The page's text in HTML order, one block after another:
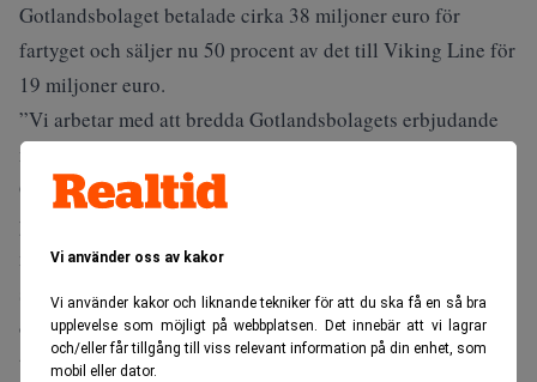
Vi använder oss av kakor
Vi använder kakor och liknande tekniker för att du ska få en så bra
upplevelse som möjligt på webbplatsen. Det innebär att vi lagrar
och/eller får tillgång till viss relevant information på din enhet, som
mobil eller dator.
Gotlandsbolaget betalade cirka 38 miljoner euro för
fartyget och säljer nu 50 procent av det till Viking Line för
19 miljoner euro.
”Vi arbetar med att bredda Gotlandsbolagets erbjudande
med även kryssningsresor som komplement till
Gotlandstrafiken och våra andra erbjudanden, och vilken
partner kan vara bättre att göra detta med än Viking Line
med sin långa erfarenhet från kryssningar i Östersjön. Vi
ser samarbetet som en fantastisk möjlighet där både våra
och Viking Lines erfarenheter och kompetenser tas
tillvara”, säger Håkan Johansson, vd för Gotlandsbolaget.